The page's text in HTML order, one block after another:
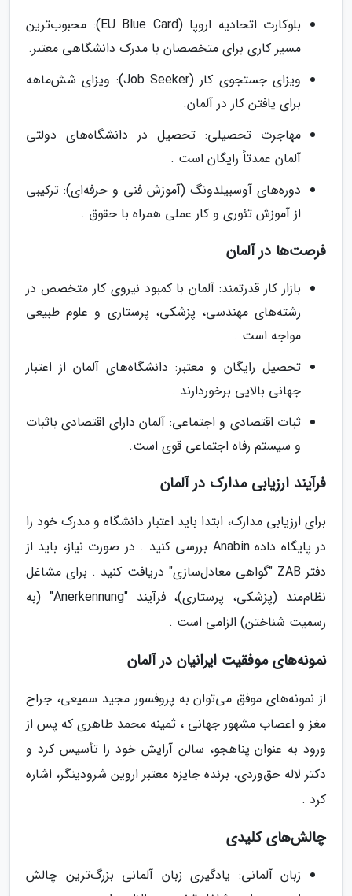
بلوکارت اتحادیه اروپا (EU Blue Card): محبوب‌ترین
مسیر کاری برای متخصصان با مدرک دانشگاهی معتبر.
ویزای جستجوی کار (Job Seeker): ویزای شش‌ماهه
برای یافتن کار در آلمان.
مهاجرت تحصیلی: تحصیل در دانشگاه‌های دولتی
آلمان عمدتاً رایگان است .
دوره‌های آوسبیلدونگ (آموزش فنی و حرفه‌ای): ترکیبی
از آموزش تئوری و کار عملی همراه با حقوق .
فرصت‌ها در آلمان
بازار کار قدرتمند: آلمان با کمبود نیروی کار متخصص در
رشته‌های مهندسی، پزشکی، پرستاری و علوم طبیعی
مواجه است .
تحصیل رایگان و معتبر: دانشگاه‌های آلمان از اعتبار
جهانی بالایی برخوردارند .
ثبات اقتصادی و اجتماعی: آلمان دارای اقتصادی باثبات
و سیستم رفاه اجتماعی قوی است.
فرآیند ارزیابی مدارک در آلمان
برای ارزیابی مدارک، ابتدا باید اعتبار دانشگاه و مدرک خود را
در پایگاه داده Anabin بررسی کنید . در صورت نیاز، باید از
دفتر ZAB "گواهی معادل‌سازی" دریافت کنید . برای مشاغل
نظام‌مند (پزشکی، پرستاری)، فرآیند "Anerkennung" (به
رسمیت شناختن) الزامی است .
نمونه‌های موفقیت ایرانیان در آلمان
از نمونه‌های موفق می‌توان به پروفسور مجید سمیعی، جراح
مغز و اعصاب مشهور جهانی ، ثمینه محمد طاهری که پس از
ورود به عنوان پناهجو، سالن آرایش خود را تأسیس کرد و
دکتر لاله حق‌وردی، برنده جایزه معتبر اروین شرودینگر، اشاره
کرد .
چالش‌های کلیدی
زبان آلمانی: یادگیری زبان آلمانی بزرگ‌ترین چالش